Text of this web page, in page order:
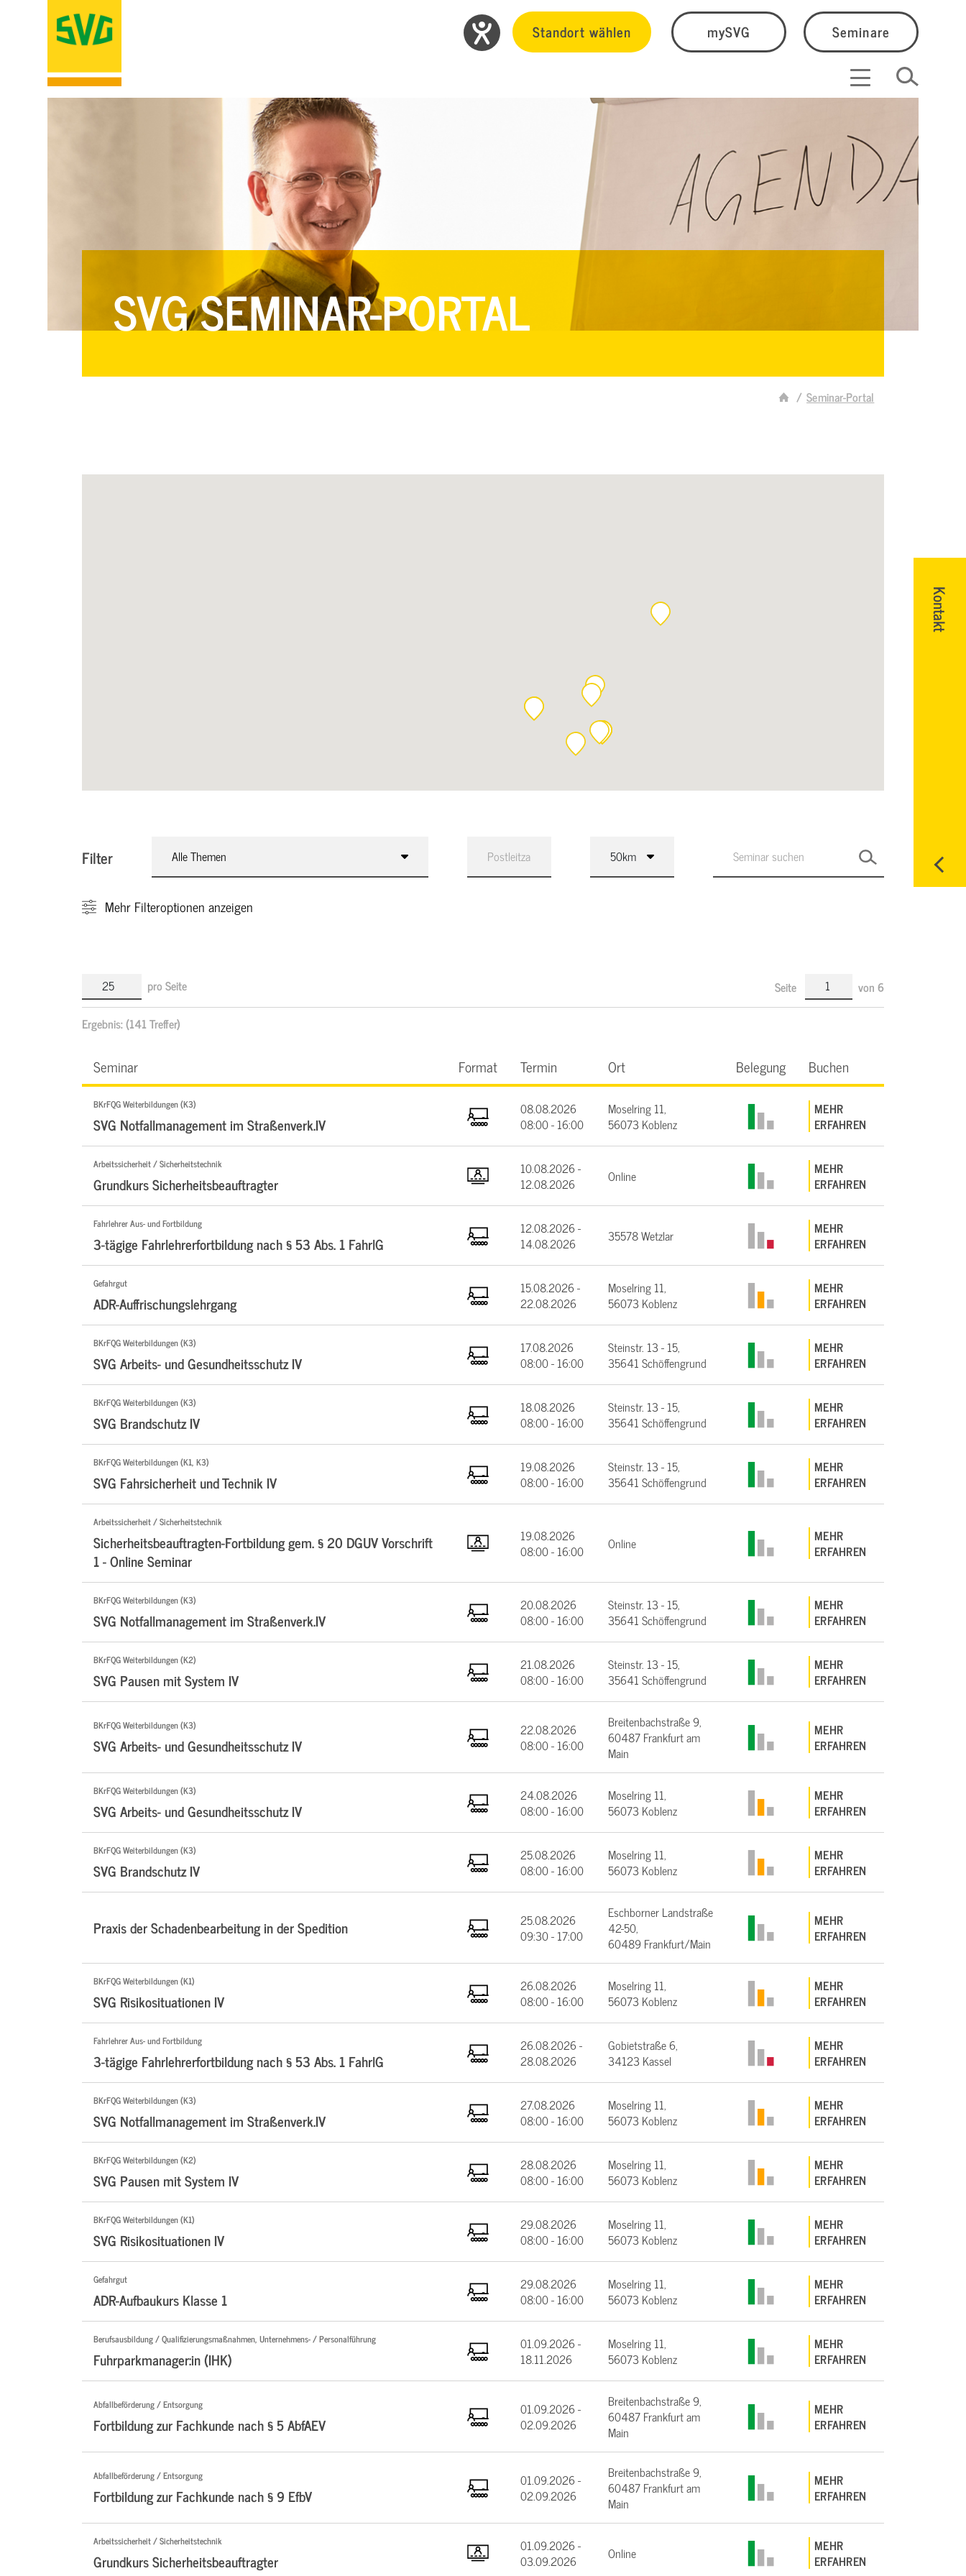
Standort wählen mySVG Seminare
SVG SEMINAR-PORTAL
Seminar-Portal
Kontakt
Filter Alle Themen
Mehr Filteroptionen anzeigen
pro Seite Seite von6
Ergebnis:(141 Treffer)
Seminar Format Termin Ort Belegung Buchen
BKrFQG Weiterbildungen (K3)
SVG Notfallmanagement im Straßenverk.IV
08.08.2026
08:00 - 16:00
Moselring 11,
56073 Koblenz
MEHR
ERFAHREN
Arbeitssicherheit / Sicherheitstechnik
Grundkurs Sicherheitsbeauftragter
10.08.2026 -
12.08.2026
Online
MEHR
ERFAHREN
Fahrlehrer Aus- und Fortbildung
3-tägige Fahrlehrerfortbildung nach § 53 Abs. 1 FahrlG
12.08.2026 -
14.08.2026
35578 Wetzlar
MEHR
ERFAHREN
Gefahrgut
ADR-Auffrischungslehrgang
15.08.2026 -
22.08.2026
Moselring 11,
56073 Koblenz
MEHR
ERFAHREN
BKrFQG Weiterbildungen (K3)
SVG Arbeits- und Gesundheitsschutz IV
17.08.2026
08:00 - 16:00
Steinstr. 13 - 15,
35641 Schöffengrund
MEHR
ERFAHREN
BKrFQG Weiterbildungen (K3)
SVG Brandschutz IV
18.08.2026
08:00 - 16:00
Steinstr. 13 - 15,
35641 Schöffengrund
MEHR
ERFAHREN
BKrFQG Weiterbildungen (K1, K3)
SVG Fahrsicherheit und Technik IV
19.08.2026
08:00 - 16:00
Steinstr. 13 - 15,
35641 Schöffengrund
MEHR
ERFAHREN
Arbeitssicherheit / Sicherheitstechnik
Sicherheitsbeauftragten-Fortbildung gem. § 20 DGUV Vorschrift
1 - Online Seminar
19.08.2026
08:00 - 16:00
Online
MEHR
ERFAHREN
BKrFQG Weiterbildungen (K3)
SVG Notfallmanagement im Straßenverk.IV
20.08.2026
08:00 - 16:00
Steinstr. 13 - 15,
35641 Schöffengrund
MEHR
ERFAHREN
BKrFQG Weiterbildungen (K2)
SVG Pausen mit System IV
21.08.2026
08:00 - 16:00
Steinstr. 13 - 15,
35641 Schöffengrund
MEHR
ERFAHREN
BKrFQG Weiterbildungen (K3)
SVG Arbeits- und Gesundheitsschutz IV
22.08.2026
08:00 - 16:00
Breitenbachstraße 9,
60487 Frankfurt am
Main
MEHR
ERFAHREN
BKrFQG Weiterbildungen (K3)
SVG Arbeits- und Gesundheitsschutz IV
24.08.2026
08:00 - 16:00
Moselring 11,
56073 Koblenz
MEHR
ERFAHREN
BKrFQG Weiterbildungen (K3)
SVG Brandschutz IV
25.08.2026
08:00 - 16:00
Moselring 11,
56073 Koblenz
MEHR
ERFAHREN
Praxis der Schadenbearbeitung in der Spedition
25.08.2026
09:30 - 17:00
Eschborner Landstraße
42-50,
60489 Frankfurt/Main
MEHR
ERFAHREN
BKrFQG Weiterbildungen (K1)
SVG Risikosituationen IV
26.08.2026
08:00 - 16:00
Moselring 11,
56073 Koblenz
MEHR
ERFAHREN
Fahrlehrer Aus- und Fortbildung
3-tägige Fahrlehrerfortbildung nach § 53 Abs. 1 FahrlG
26.08.2026 -
28.08.2026
Gobietstraße 6,
34123 Kassel
MEHR
ERFAHREN
BKrFQG Weiterbildungen (K3)
SVG Notfallmanagement im Straßenverk.IV
27.08.2026
08:00 - 16:00
Moselring 11,
56073 Koblenz
MEHR
ERFAHREN
BKrFQG Weiterbildungen (K2)
SVG Pausen mit System IV
28.08.2026
08:00 - 16:00
Moselring 11,
56073 Koblenz
MEHR
ERFAHREN
BKrFQG Weiterbildungen (K1)
SVG Risikosituationen IV
29.08.2026
08:00 - 16:00
Moselring 11,
56073 Koblenz
MEHR
ERFAHREN
Gefahrgut
ADR-Aufbaukurs Klasse 1
29.08.2026
08:00 - 16:00
Moselring 11,
56073 Koblenz
MEHR
ERFAHREN
Berufsausbildung / Qualifizierungsmaßnahmen, Unternehmens- / Personalführung
Fuhrparkmanager:in (IHK)
01.09.2026 -
18.11.2026
Moselring 11,
56073 Koblenz
MEHR
ERFAHREN
Abfallbeförderung / Entsorgung
Fortbildung zur Fachkunde nach § 5 AbfAEV
01.09.2026 -
02.09.2026
Breitenbachstraße 9,
60487 Frankfurt am
Main
MEHR
ERFAHREN
Abfallbeförderung / Entsorgung
Fortbildung zur Fachkunde nach § 9 EfbV
01.09.2026 -
02.09.2026
Breitenbachstraße 9,
60487 Frankfurt am
Main
MEHR
ERFAHREN
Arbeitssicherheit / Sicherheitstechnik
Grundkurs Sicherheitsbeauftragter
01.09.2026 -
03.09.2026
Online
MEHR
ERFAHREN